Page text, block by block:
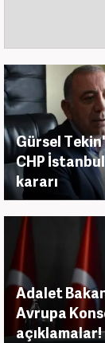
Gürsel
CHP İstanbul
kararı
Adalet
Avrupa
açıklamalar!